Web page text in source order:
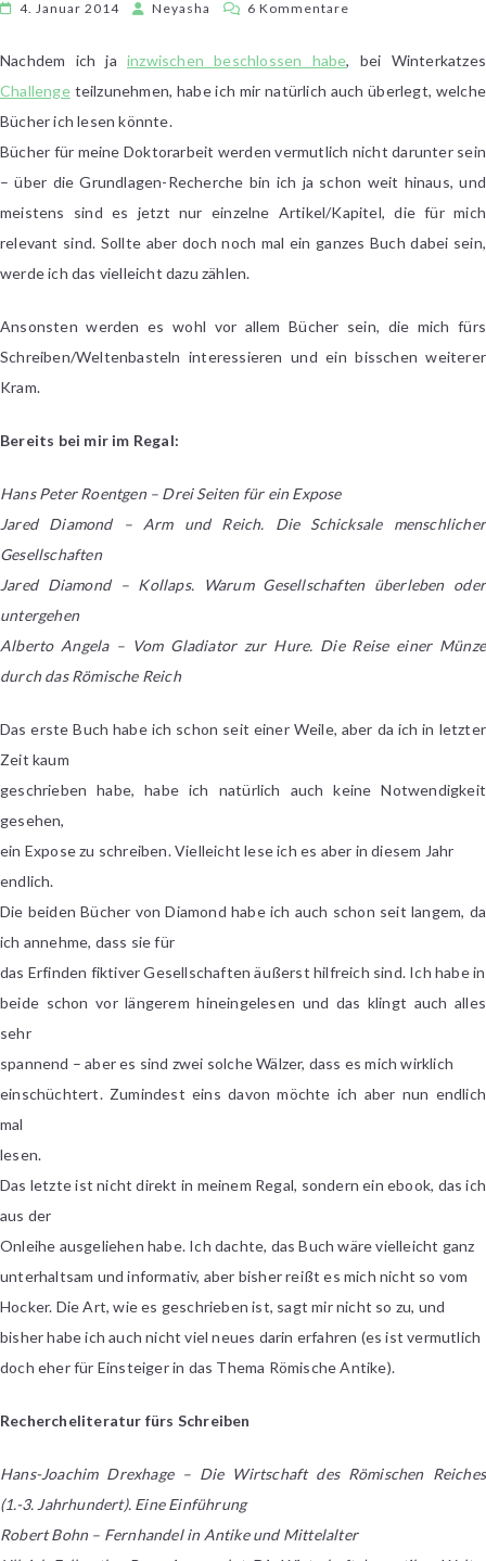
4. Januar 2014 Neyasha 6 Kommentare
Challenge]
Nachdem ich ja inzwischen beschlossen habe, bei Winterkatzes
Challengeteilzunehmen, habe ich mir natürlich auch überlegt, welche
Bücher ich lesen könnte.
Bücher für meine Doktorarbeit werden vermutlich nicht darunter sein
– über die Grundlagen-Recherche bin ich ja schon weit hinaus, und
meistens sind es jetzt nur einzelne Artikel/Kapitel, die für mich
relevant sind. Sollte aber doch noch mal ein ganzes Buch dabei sein,
werde ich das vielleicht dazu zählen.
Ansonsten werden es wohl vor allem Bücher sein, die mich fürs
Schreiben/Weltenbasteln interessieren und ein bisschen weiterer
Kram.
Bereits bei mir im Regal:
Hans Peter Roentgen – Drei Seiten für ein Expose
Jared Diamond – Arm und Reich. Die Schicksale menschlicher
Gesellschaften
Jared Diamond – Kollaps. Warum Gesellschaften überleben oder
untergehen
Alberto Angela – Vom Gladiator zur Hure. Die Reise einer Münze
durch das Römische Reich
Das erste Buch habe ich schon seit einer Weile, aber da ich in letzter
Zeit kaum
geschrieben habe, habe ich natürlich auch keine Notwendigkeit
gesehen,
ein Expose zu schreiben. Vielleicht lese ich es aber in diesem Jahr
endlich.
Die beiden Bücher von Diamond habe ich auch schon seit langem, da
ich annehme, dass sie für
das Erfinden fiktiver Gesellschaften äußerst hilfreich sind. Ich habe in
beide schon vor längerem hineingelesen und das klingt auch alles
sehr
spannend – aber es sind zwei solche Wälzer, dass es mich wirklich
einschüchtert. Zumindest eins davon möchte ich aber nun endlich
mal
lesen.
Das letzte ist nicht direkt in meinem Regal, sondern ein ebook, das ich
aus der
Onleihe ausgeliehen habe. Ich dachte, das Buch wäre vielleicht ganz
unterhaltsam und informativ, aber bisher reißt es mich nicht so vom
Hocker. Die Art, wie es geschrieben ist, sagt mir nicht so zu, und
bisher habe ich auch nicht viel neues darin erfahren (es ist vermutlich
doch eher für Einsteiger in das Thema Römische Antike).
Rechercheliteratur fürs Schreiben
Hans-Joachim Drexhage – Die Wirtschaft des Römischen Reiches
(1.-3. Jahrhundert). Eine Einführung
Robert Bohn – Fernhandel in Antike und Mittelalter